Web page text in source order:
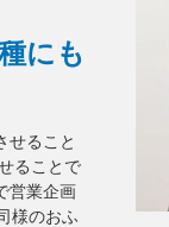
にも
せること
ることで
営業企画
様のおふ